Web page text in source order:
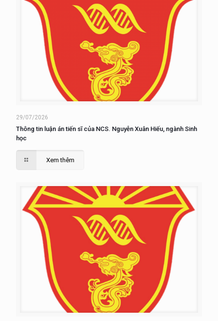
29/07/2026
Thông tin luận án tiến sĩ của NCS. Nguyễn Xuân Hiếu, ngành Sinh
học
Xem thêm